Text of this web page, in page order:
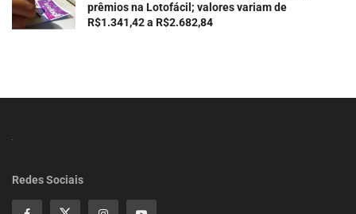
prêmios na Lotofácil; valores variam de
R$1.341,42 a R$2.682,84
Redes Sociais